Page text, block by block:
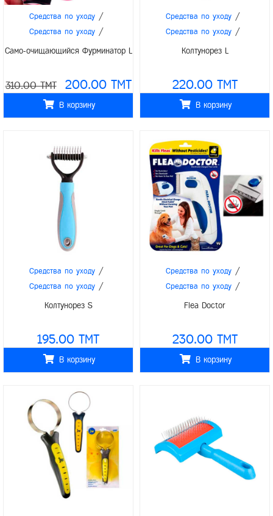
Средства по уходу /
Средства по уходу /
Само-очищающийся Фурминатор L
310.00 TMT 200.00 TMT
В корзину
Средства по уходу /
Средства по уходу /
Колтунорез L
220.00 TMT
В корзину
Средства по уходу /
Средства по уходу /
Колтунорез S
195.00 TMT
В корзину
Средства по уходу /
Средства по уходу /
Flea Doctor
230.00 TMT
В корзину